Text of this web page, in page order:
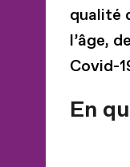
qualité
l’âge,
Covid-
En